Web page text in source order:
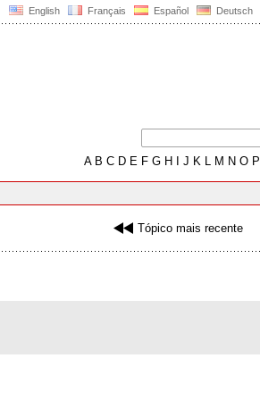
English Français Español Deutsch
AB C D E F G H J K L M N O P
Tópico mais recente